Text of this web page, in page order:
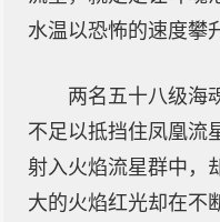
水温以恐怖的速度攀
两名五十八级海
不足以抵挡住凤凰流
射入火焰流星群中，
大的火焰红光却在不